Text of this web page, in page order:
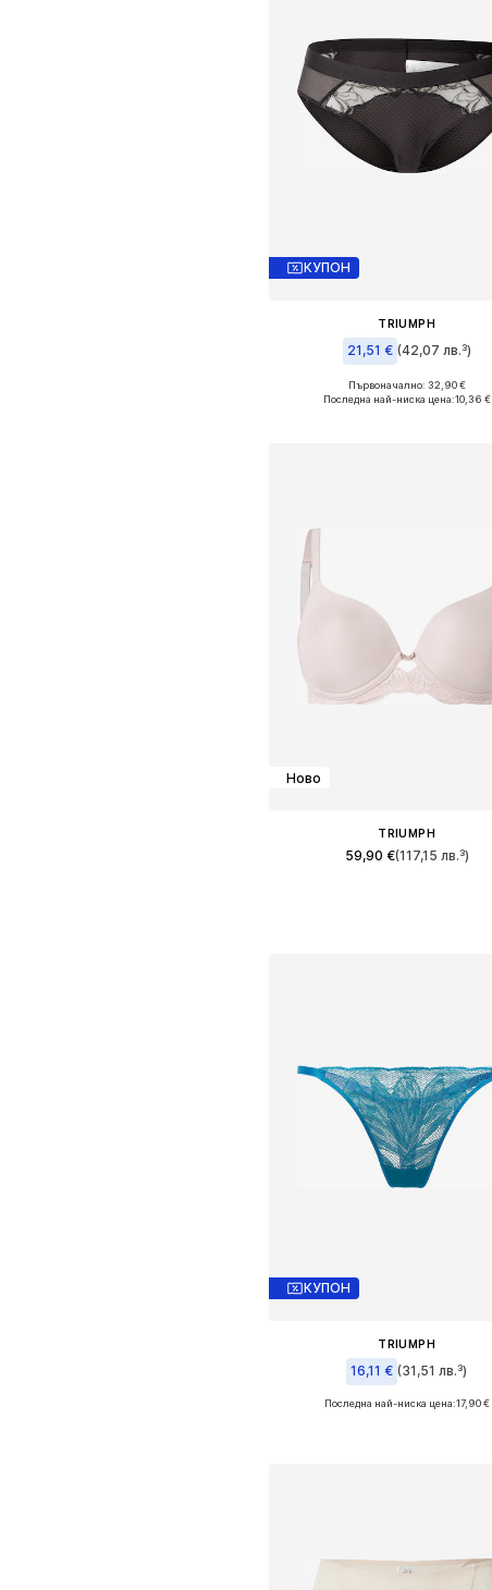
КУПОН
TRIUMPH
21,51 € (42,07 лв.³)
Налични размери: S-M, M-L
Първоначално: 32,90 €
Последна най-ниска цена:10,36 €
Ново
TRIUMPH
59,90 €(117,15 лв.³)
КУПОН
TRIUMPH
16,11 € (31,51 лв.³)
Налични размери: XS-S, L
Последна най-ниска цена:17,90 €